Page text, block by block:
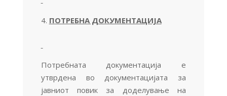
ПОТРЕБНА ДОКУМЕНТАЦИЈА
Потребната документација е
утврдена во документацијата за
јавниот повик за доделување на